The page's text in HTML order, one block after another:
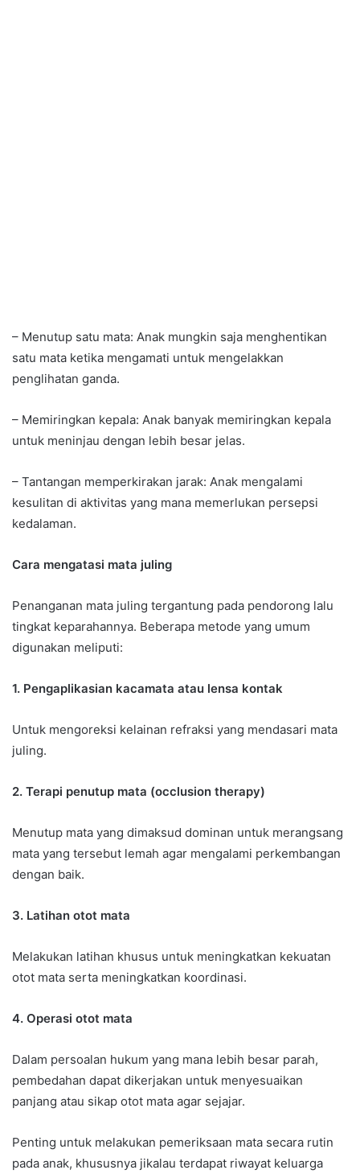
– Menutup satu mata: Anak mungkin saja menghentikan
satu mata ketika mengamati untuk mengelakkan
penglihatan ganda.
– Memiringkan kepala: Anak banyak memiringkan kepala
untuk meninjau dengan lebih besar jelas.
– Tantangan memperkirakan jarak: Anak mengalami
kesulitan di aktivitas yang mana memerlukan persepsi
kedalaman.
Cara mengatasi mata juling
Penanganan mata juling tergantung pada pendorong lalu
tingkat keparahannya. Beberapa metode yang umum
digunakan meliputi:
1. Pengaplikasian kacamata atau lensa kontak
Untuk mengoreksi kelainan refraksi yang mendasari mata
juling.
2. Terapi penutup mata (occlusion therapy)
Menutup mata yang dimaksud dominan untuk merangsang
mata yang tersebut lemah agar mengalami perkembangan
dengan baik.
3. Latihan otot mata
Melakukan latihan khusus untuk meningkatkan kekuatan
otot mata serta meningkatkan koordinasi.
4. Operasi otot mata
Dalam persoalan hukum yang mana lebih besar parah,
pembedahan dapat dikerjakan untuk menyesuaikan
panjang atau sikap otot mata agar sejajar.
Penting untuk melakukan pemeriksaan mata secara rutin
pada anak, khususnya jikalau terdapat riwayat keluarga